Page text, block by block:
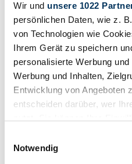
Wir und unsere 1022
persönlichen Daten, wie z.
von Technologien wie
Ihrem Gerät zu speichern
personalisierte Werbung
Werbung und Inhalten,
Entwicklung von Angeboten
entscheiden darüber, wer
Trigger Symbol ändern oder
Notwendig